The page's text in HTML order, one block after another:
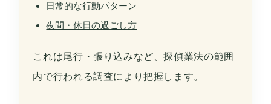
日常的な行動パターン
夜間・休日の過ごし方
これは尾行・張り込みなど、探偵業法の範囲
内で行われる調査により把握します。